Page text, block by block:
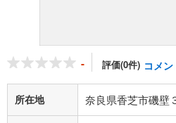
- 評価(0件) コメン
所在地 奈良県香芝市磯壁